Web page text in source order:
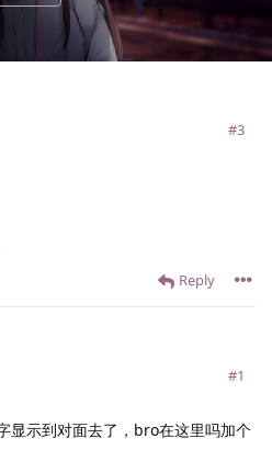
#3
Reply
#1
显示到对面去了，bro在这里吗加个